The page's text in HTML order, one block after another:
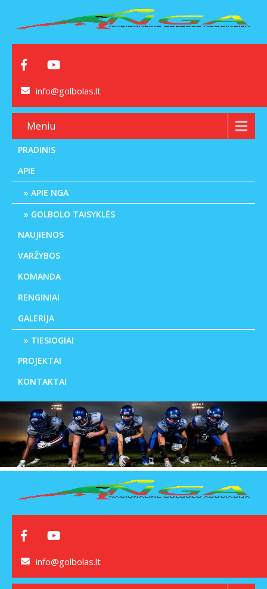
info@golbolas.lt
Meniu
PRADINIS
APIE
APIE NGA
GOLBOLO TAISYKLĖS
NAUJIENOS
VARŽYBOS
KOMANDA
RENGINIAI
GALERIJA
TIESIOGIAI
PROJEKTAI
KONTAKTAI
info@golbolas.lt